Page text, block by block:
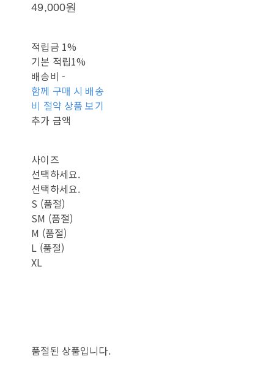
49,000원
적립금 1%
기본 적립1%
배송비 -
함께 구매 시 배송
비 절약 상품 보기
추가 금액
사이즈
선택하세요.
선택하세요.
S (품절)
SM (품절)
M (품절)
L (품절)
XL
품절된 상품입니다.